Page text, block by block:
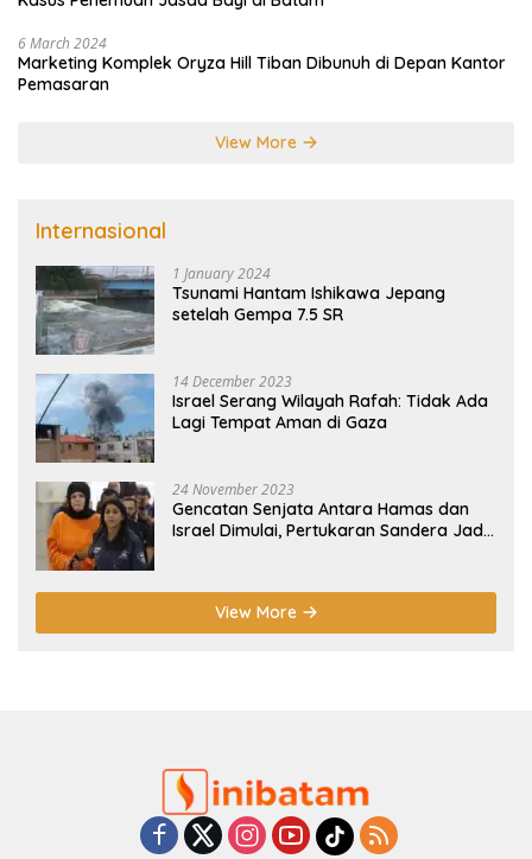
6 March 2024
Marketing Komplek Oryza Hill Tiban Dibunuh di Depan Kantor
Pemasaran
View More
Internasional
1 January 2024
Tsunami Hantam Ishikawa Jepang
setelah Gempa 7.5 SR
14 December 2023
Israel Serang Wilayah Rafah: Tidak Ada
Lagi Tempat Aman di Gaza
24 November 2023
Gencatan Senjata Antara Hamas dan
Israel Dimulai, Pertukaran Sandera Jadi
View More